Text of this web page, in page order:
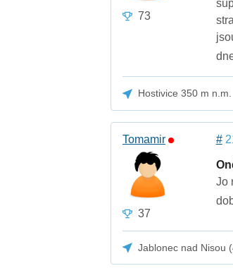
73
Hostivice 350 m n.m.
Tomamir
37
#
Jo
Jablonec nad Nisou